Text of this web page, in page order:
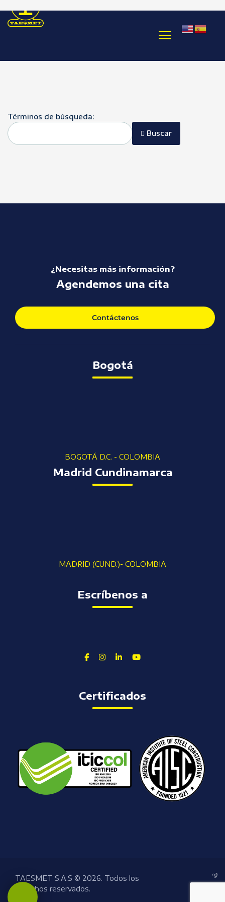
Formulario de búsqueda
Términos de búsqueda:
Buscar
¿Necesitas más información?
Agendemos una cita
Contáctenos
Bogotá
BOGOTÁ D.C. - COLOMBIA
Madrid Cundinamarca
MADRID (CUND.)- COLOMBIA
Escríbenos a
FacebookInstagram
LinkedinYoutube
Certificados
TAESMET S.A.S © 2026. Todos los
derechos reservados.